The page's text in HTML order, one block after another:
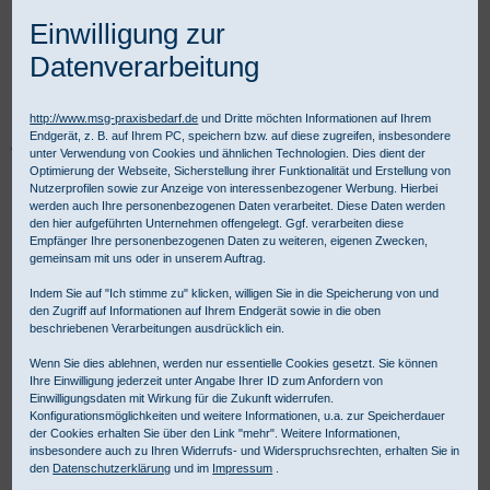
Praxisbedarf Shop Diagnostik
Allgemeine Diagnostik
Fieberthermometer
bosotherm medical Hygiene-Schutzhüllen
Einwilligung zur
Datenverarbeitung
http://www.msg-praxisbedarf.de und Dritte möchten Informationen auf Ihrem
Endgerät, z. B. auf Ihrem PC, speichern bzw. auf diese zugreifen, insbesondere
unter Verwendung von Cookies und ähnlichen Technologien. Dies dient der
Optimierung der Webseite, Sicherstellung ihrer Funktionalität und Erstellung von
Nutzerprofilen sowie zur Anzeige von interessenbezogener Werbung. Hierbei
werden auch Ihre personenbezogenen Daten verarbeitet. Diese Daten werden
den hier aufgeführten Unternehmen offengelegt. Ggf. verarbeiten diese
Empfänger Ihre personenbezogenen Daten zu weiteren, eigenen Zwecken,
gemeinsam mit uns oder in unserem Auftrag.
Indem Sie auf "Ich stimme zu" klicken, willigen Sie in die Speicherung von und
den Zugriff auf Informationen auf Ihrem Endgerät sowie in die oben
beschriebenen Verarbeitungen ausdrücklich ein.
Wenn Sie dies ablehnen, werden nur essentielle Cookies gesetzt. Sie können
Ihre Einwilligung jederzeit unter Angabe Ihrer ID zum Anfordern von
Einwilligungsdaten mit Wirkung für die Zukunft widerrufen.
Konfigurationsmöglichkeiten und weitere Informationen, u.a. zur Speicherdauer
der Cookies erhalten Sie über den Link "mehr". Weitere Informationen,
insbesondere auch zu Ihren Widerrufs- und Widerspruchsrechten, erhalten Sie in
den Datenschutzerklärung und im Impressum